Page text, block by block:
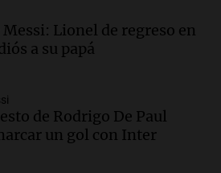
esta noche a
a su familia
Privada: el revés
expuso una debilidad
del Gobierno
Messi: Lionel de regreso en
a su papá
de Rodrigo De Paul
un gol con Inter